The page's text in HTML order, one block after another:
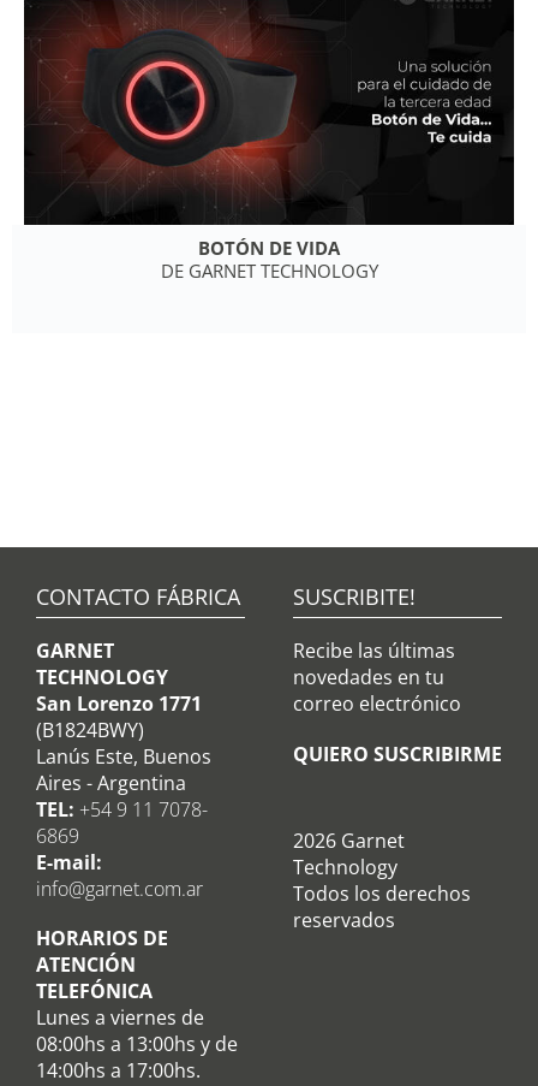
BOTÓN DE VIDA
DE GARNET TECHNOLOGY
CONTACTO FÁBRICA
GARNET
TECHNOLOGY
San Lorenzo 1771
(B1824BWY)
Lanús Este, Buenos
Aires - Argentina
TEL: +54 9 11 7078-
6869
E-mail:
info@garnet.com.ar
HORARIOS DE
ATENCIÓN
TELEFÓNICA
Lunes a viernes de
08:00hs a 13:00hs y de
14:00hs a 17:00hs.
SUSCRIBITE!
Recibe las últimas
novedades en tu
correo electrónico
QUIERO SUSCRIBIRME
2026 Garnet
Technology
Todos los derechos
reservados